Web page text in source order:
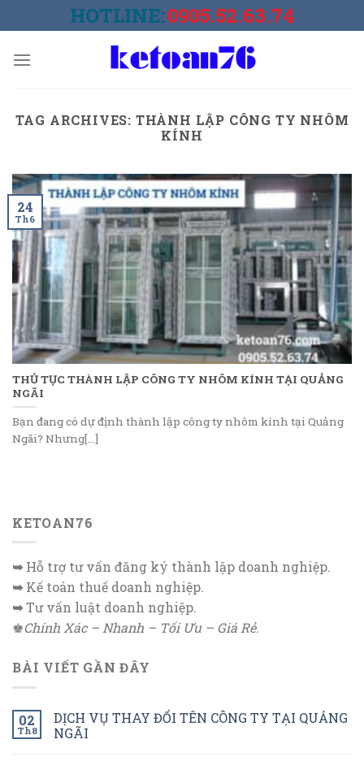
to
HOTLINE:0905.52.63.74
TAG ARCHIVES: THÀNH LẬP CÔNG TY NHÔM
KÍNH
THỦ TỤC THÀNH LẬP CÔNG TY NHÔM KÍNH TẠI QUẢNG
NGÃI
Bạn đang có dự định thành lập công ty nhôm kính tại Quảng
Ngãi? Nhưng[...]
24
Th6
KETOAN76
➥Hỗ trợ tư vấn đăng ký thành lập doanh nghiệp.
➥Kế toán thuế doanh nghiệp.
➥Tư vấn luật doanh nghiệp.
♚Chính Xác – Nhanh – Tối Ưu – Giá Rẻ.
BÀI VIẾT GẦN ĐÂY
02
Th8
DỊCH VỤ THAY ĐỔI TÊN CÔNG TY TẠI QUẢNG
NGÃI